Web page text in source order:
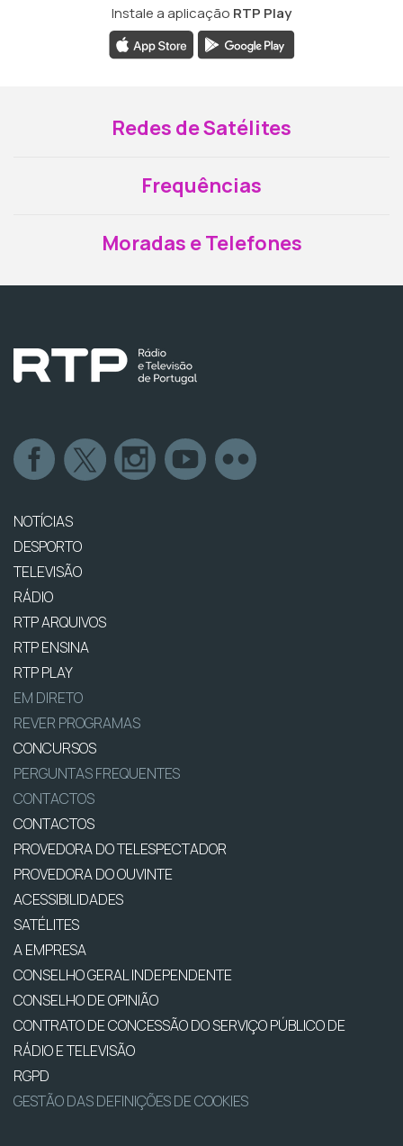
Instale a aplicação RTP Play
Redes de Satélites
Frequências
Moradas e Telefones
NOTÍCIAS
DESPORTO
TELEVISÃO
RÁDIO
RTP ARQUIVOS
RTP ENSINA
RTP PLAY
EM DIRETO
REVER PROGRAMAS
CONCURSOS
PERGUNTAS FREQUENTES
CONTACTOS
CONTACTOS
PROVEDORA DO TELESPECTADOR
PROVEDORA DO OUVINTE
ACESSIBILIDADES
SATÉLITES
A EMPRESA
CONSELHO GERAL INDEPENDENTE
CONSELHO DE OPINIÃO
CONTRATO DE CONCESSÃO DO SERVIÇO PÚBLICO DE
RÁDIO E TELEVISÃO
RGPD
GESTÃO DAS DEFINIÇÕES DE COOKIES